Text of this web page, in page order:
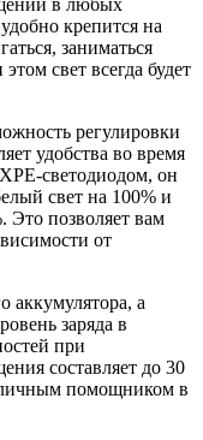
в любых
удобно крепится на
заниматься
свет всегда будет
регулировки
удобства во время
светодиодом, он
свет на 100% и
Это позволяет вам
от
аккумулятора, а
заряда в
при
составляет до 30
помощником в